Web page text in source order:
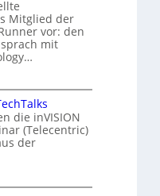
Mitglied der
vor: den
mit
die inVISION
(Telecentric)
der